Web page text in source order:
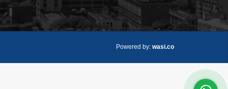
Powered by: wasi.co